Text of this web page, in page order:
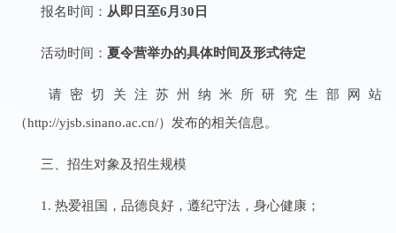
报名时间： 从即日至6月30日
活动时间： 夏令营举办的具体时间及形式待定
请密切关注苏州纳米所研究生部
网站
（http://yjsb.sinano.ac.cn/）发布的相关信息。
三、招生对象及招生规模
1. 热爱祖国，品德良好，遵纪守法，身心健康；